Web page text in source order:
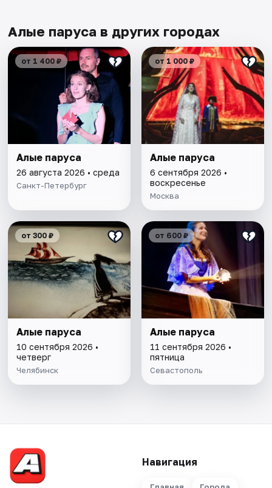
Алые паруса в других городах
от 1 400 ₽
Алые паруса
26 августа 2026 • среда
Санкт-Петербург
от 1 000 ₽
Алые паруса
6 сентября 2026 •
воскресенье
Москва
от 300 ₽
Алые паруса
10 сентября 2026 •
четверг
Челябинск
от 600 ₽
Алые паруса
11 сентября 2026 •
пятница
Севастополь
Навигация